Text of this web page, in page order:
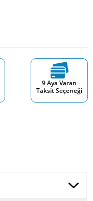
9 Aya Varan
Taksit Seçeneği